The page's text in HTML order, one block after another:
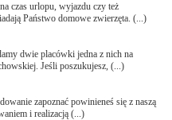
czas urlopu, wyjazdu czy też
Państwo domowe zwierzęta. (...)
dwie placówki jedna z nich na
Jeśli poszukujesz, (...)
zapoznać powinieneś się z naszą
i realizacją (...)